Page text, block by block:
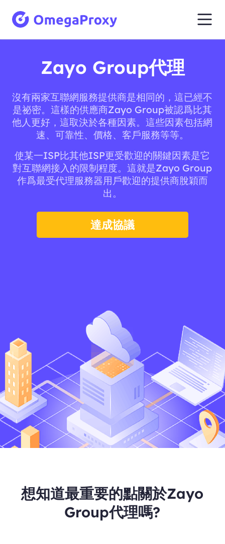
Zayo Group代理
沒有兩家互聯網服務提供商是相同的，這已經不
是祕密。這樣的供應商Zayo Group被認爲比其
他人更好，這取決於各種因素。這些因素包括網
速、可靠性、價格、客戶服務等等。
使某一ISP比其他ISP更受歡迎的關鍵因素是它
對互聯網接入的限制程度。這就是Zayo Group
作爲最受代理服務器用戶歡迎的提供商脫穎而
出。
達成協議
想知道最重要的點關於Zayo
Group代理嗎?